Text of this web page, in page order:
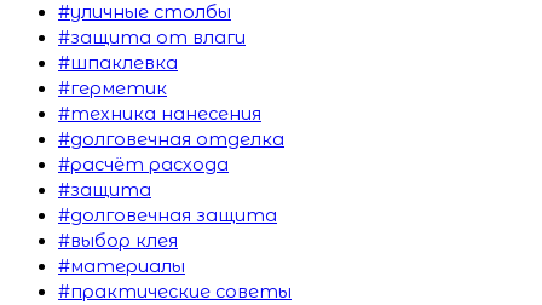
#уличные столбы
#защита от влаги
#шпаклевка
#герметик
#техника нанесения
#долговечная отделка
#расчёт расхода
#защита
#долговечная защита
#выбор клея
#материалы
#практические советы